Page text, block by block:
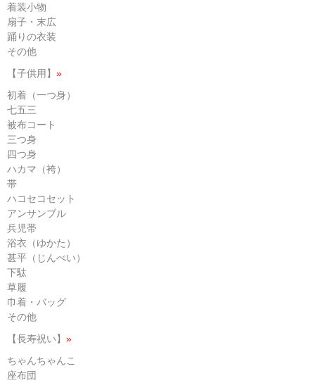
着装小物
扇子・末広
踊りの衣装
その他
【子供用】 »
初着（一つ身）
七五三
被布コート
三つ身
四つ身
ハカマ（袴）
帯
ハコセコセット
アンサンブル
兵児帯
浴衣（ゆかた）
甚平（じんべい）
下駄
草履
巾着・バッグ
その他
【長寿祝い】 »
ちゃんちゃんこ
座布団